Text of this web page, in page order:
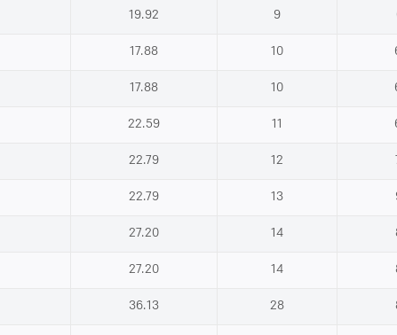
19.92 9
17.88 10
17.88 10
22.59 11
22.79 12
22.79 13
27.20 14
27.20 14
36.13 28